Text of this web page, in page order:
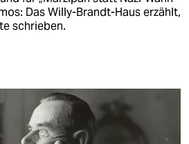
Das Willy-Brandt-Haus erzählt,
schrieben.